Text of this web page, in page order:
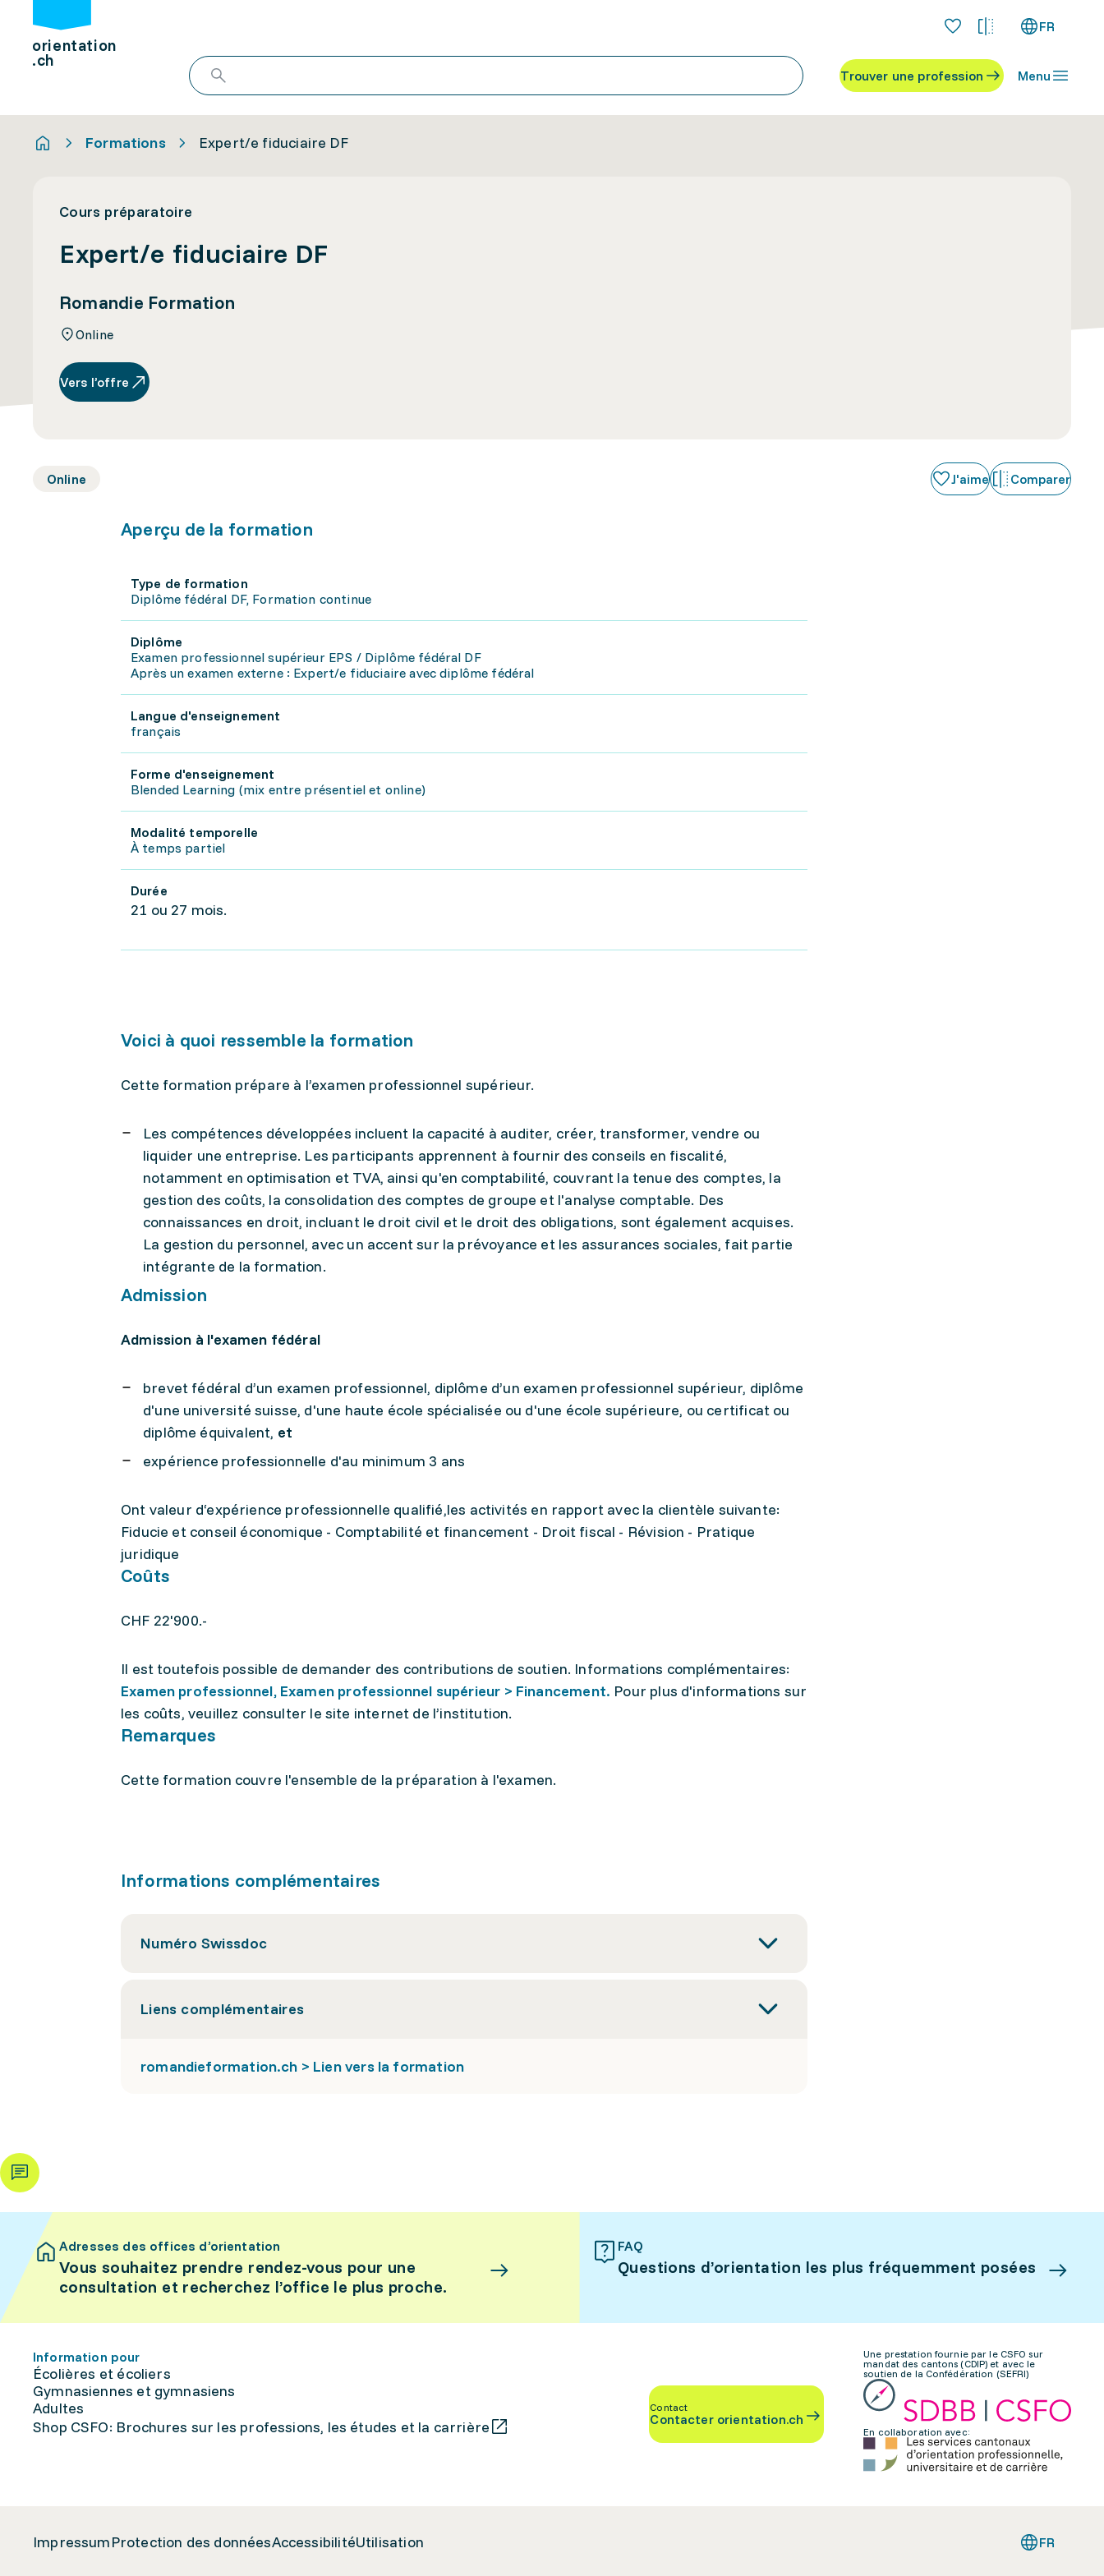
orientation
.ch
FR
Trouver une profession Menu
Formations Expert/e fiduciaire DF
Cours préparatoire
Expert/e fiduciaire DF
Romandie Formation
Online
Vers l’offre
Online J'aime Comparer
Aperçu de la formation
Type de formation
Diplôme fédéral DF, Formation continue
Diplôme
Examen professionnel supérieur EPS / Diplôme fédéral DF
Après un examen externe : Expert/e fiduciaire avec diplôme fédéral
Langue d'enseignement
français
Forme d'enseignement
Blended Learning (mix entre présentiel et online)
Modalité temporelle
À temps partiel
Durée
21 ou 27 mois.
Voici à quoi ressemble la formation
Cette formation prépare à l’examen professionnel supérieur.
Les compétences développées incluent la capacité à auditer, créer, transformer, vendre ou
liquider une entreprise. Les participants apprennent à fournir des conseils en fiscalité,
notamment en optimisation et TVA, ainsi qu'en comptabilité, couvrant la tenue des comptes, la
gestion des coûts, la consolidation des comptes de groupe et l'analyse comptable. Des
connaissances en droit, incluant le droit civil et le droit des obligations, sont également acquises.
La gestion du personnel, avec un accent sur la prévoyance et les assurances sociales, fait partie
intégrante de la formation.
Admission
Admission à l'examen fédéral
brevet fédéral d’un examen professionnel, diplôme d’un examen professionnel supérieur, diplôme
d'une université suisse, d'une haute école spécialisée ou d'une école supérieure, ou certificat ou
diplôme équivalent, et
expérience professionnelle d'au minimum 3 ans
Ont valeur d‘expérience professionnelle qualifié,les activités en rapport avec la clientèle suivante:
Fiducie et conseil économique - Comptabilité et financement - Droit fiscal - Révision - Pratique
juridique
Coûts
CHF 22'900.-
Il est toutefois possible de demander des contributions de soutien. Informations complémentaires:
Examen professionnel, Examen professionnel supérieur > Financement. Pour plus d'informations sur
les coûts, veuillez consulter le site internet de l’institution.
Remarques
Cette formation couvre l'ensemble de la préparation à l'examen.
Informations complémentaires
Numéro Swissdoc
Liens complémentaires
romandieformation.ch > Lien vers la formation
Adresses des offices d’orientation
Vous souhaitez prendre rendez-vous pour une
consultation et recherchez l’office le plus proche.
FAQ
Questions d’orientation les plus fréquemment posées
Information pour
Écolières et écoliers
Gymnasiennes et gymnasiens
Adultes
Shop CSFO: Brochures sur les professions, les études et la carrière
Contact
Contacter orientation.ch
Une prestation fournie par le CSFO sur
mandat des cantons (CDIP) et avec le
soutien de la Confédération (SEFRI)
En collaboration avec:
ImpressumProtection des donnéesAccessibilitéUtilisation FR